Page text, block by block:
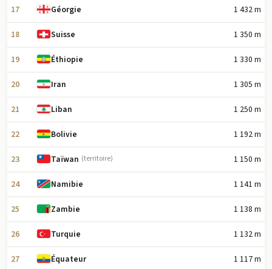
17 Géorgie 1 432 m
18 Suisse 1 350 m
19 Éthiopie 1 330 m
20 Iran 1 305 m
21 Liban 1 250 m
22 Bolivie 1 192 m
23 Taïwan (territoire) 1 150 m
24 Namibie 1 141 m
25 Zambie 1 138 m
26 Turquie 1 132 m
27 Équateur 1 117 m